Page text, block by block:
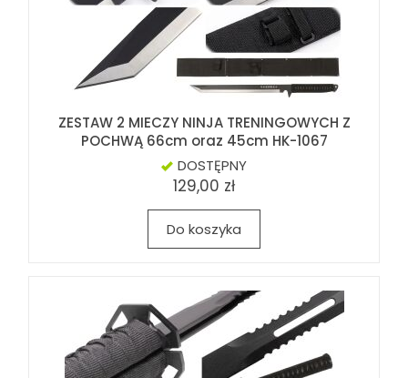
ZESTAW 2 MIECZY NINJA TRENINGOWYCH Z
POCHWĄ 66cm oraz 45cm HK-1067
DOSTĘPNY
129,00 zł
Do koszyka